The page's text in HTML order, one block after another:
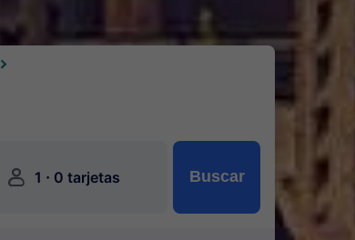
󱍂 1 · 0 tarjetas Buscar